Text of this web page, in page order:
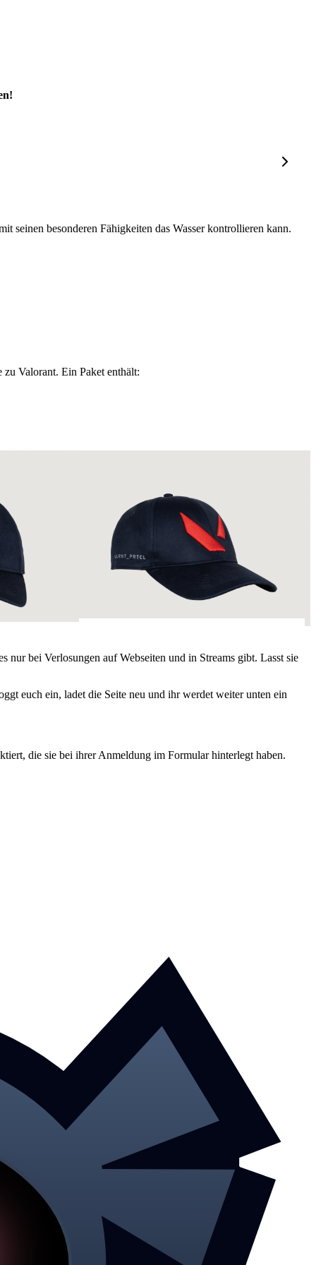
seinen besonderen Fähigkeiten das Wasser kontrollieren kann.
Valorant. Ein Paket enthält:
bei Verlosungen auf Webseiten und in Streams gibt. Lasst sie
euch ein, ladet die Seite neu und ihr werdet weiter unten ein
die sie bei ihrer Anmeldung im Formular hinterlegt haben.